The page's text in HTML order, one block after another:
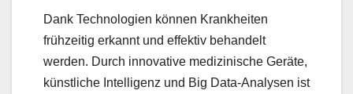
Dank Technologien können Krankheiten
frühzeitig erkannt und effektiv behandelt
werden. Durch innovative medizinische Geräte,
künstliche Intelligenz und Big Data-Analysen ist